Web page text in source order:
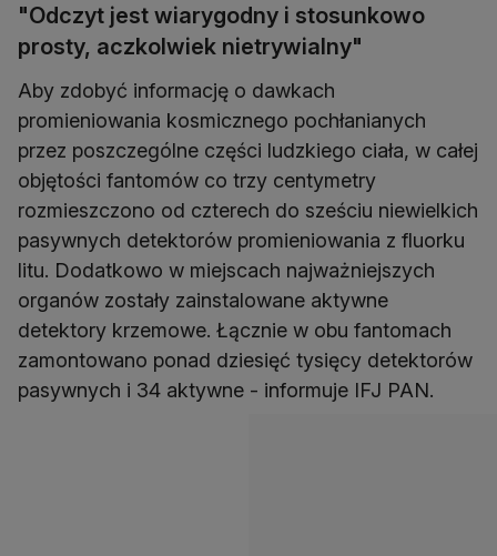
"Odczyt jest wiarygodny i stosunkowo
prosty, aczkolwiek nietrywialny"
Aby zdobyć informację o dawkach
promieniowania kosmicznego pochłanianych
przez poszczególne części ludzkiego ciała, w całej
objętości fantomów co trzy centymetry
rozmieszczono od czterech do sześciu niewielkich
pasywnych detektorów promieniowania z fluorku
litu. Dodatkowo w miejscach najważniejszych
organów zostały zainstalowane aktywne
detektory krzemowe. Łącznie w obu fantomach
zamontowano ponad dziesięć tysięcy detektorów
pasywnych i 34 aktywne - informuje IFJ PAN.